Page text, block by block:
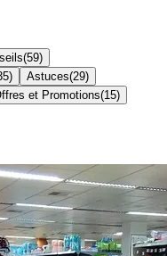
(59)
) Astuces(29)
et Promotions(15)